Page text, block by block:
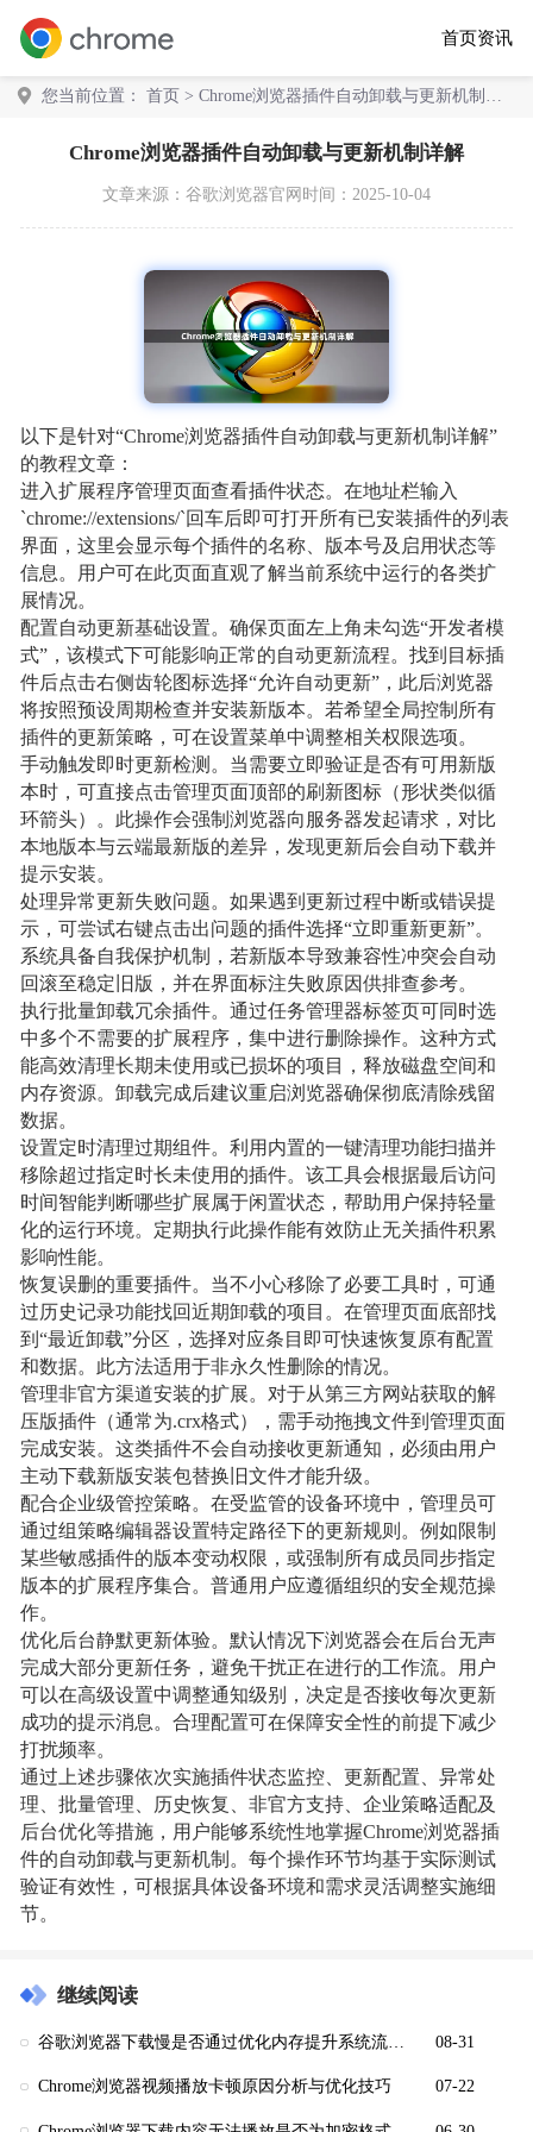
首页资讯
您当前位置： 首页 > Chrome浏览器插件自动卸载与更新机制详
Chrome浏览器插件自动卸载与更新机制详解
文章来源： 谷歌浏览器官网 时间：2025-10-04
以下是针对“Chrome浏览器插件自动卸载与更新机制详解”
的教程文章：
进入扩展程序管理页面查看插件状态。在地址栏输入
`chrome://extensions/`回车后即可打开所有已安装插件的列表
界面，这里会显示每个插件的名称、版本号及启用状态等
信息。用户可在此页面直观了解当前系统中运行的各类扩
展情况。
配置自动更新基础设置。确保页面左上角未勾选“开发者模
式”，该模式下可能影响正常的自动更新流程。找到目标插
件后点击右侧齿轮图标选择“允许自动更新”，此后浏览器
将按照预设周期检查并安装新版本。若希望全局控制所有
插件的更新策略，可在设置菜单中调整相关权限选项。
手动触发即时更新检测。当需要立即验证是否有可用新版
本时，可直接点击管理页面顶部的刷新图标（形状类似循
环箭头）。此操作会强制浏览器向服务器发起请求，对比
本地版本与云端最新版的差异，发现更新后会自动下载并
提示安装。
处理异常更新失败问题。如果遇到更新过程中断或错误提
示，可尝试右键点击出问题的插件选择“立即重新更新”。
系统具备自我保护机制，若新版本导致兼容性冲突会自动
回滚至稳定旧版，并在界面标注失败原因供排查参考。
执行批量卸载冗余插件。通过任务管理器标签页可同时选
中多个不需要的扩展程序，集中进行删除操作。这种方式
能高效清理长期未使用或已损坏的项目，释放磁盘空间和
内存资源。卸载完成后建议重启浏览器确保彻底清除残留
数据。
设置定时清理过期组件。利用内置的一键清理功能扫描并
移除超过指定时长未使用的插件。该工具会根据最后访问
时间智能判断哪些扩展属于闲置状态，帮助用户保持轻量
化的运行环境。定期执行此操作能有效防止无关插件积累
影响性能。
恢复误删的重要插件。当不小心移除了必要工具时，可通
过历史记录功能找回近期卸载的项目。在管理页面底部找
到“最近卸载”分区，选择对应条目即可快速恢复原有配置
和数据。此方法适用于非永久性删除的情况。
管理非官方渠道安装的扩展。对于从第三方网站获取的解
压版插件（通常为.crx格式），需手动拖拽文件到管理页面
完成安装。这类插件不会自动接收更新通知，必须由用户
主动下载新版安装包替换旧文件才能升级。
配合企业级管控策略。在受监管的设备环境中，管理员可
通过组策略编辑器设置特定路径下的更新规则。例如限制
某些敏感插件的版本变动权限，或强制所有成员同步指定
版本的扩展程序集合。普通用户应遵循组织的安全规范操
作。
优化后台静默更新体验。默认情况下浏览器会在后台无声
完成大部分更新任务，避免干扰正在进行的工作流。用户
可以在高级设置中调整通知级别，决定是否接收每次更新
成功的提示消息。合理配置可在保障安全性的前提下减少
打扰频率。
通过上述步骤依次实施插件状态监控、更新配置、异常处
理、批量管理、历史恢复、非官方支持、企业策略适配及
后台优化等措施，用户能够系统性地掌握Chrome浏览器插
件的自动卸载与更新机制。每个操作环节均基于实际测试
验证有效性，可根据具体设备环境和需求灵活调整实施细
节。
继续阅读
08-31
Chrome浏览器视频播放卡顿原因分析与优化技巧 07-22